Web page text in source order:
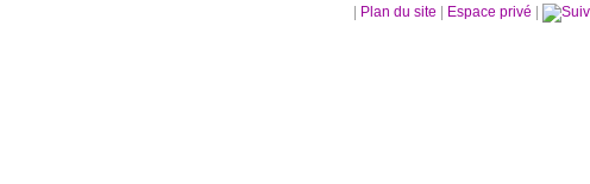
Plan du site Espace privé